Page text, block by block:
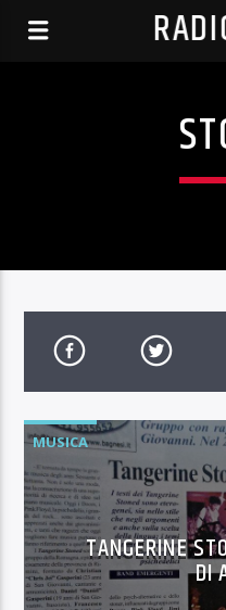
MUSICA
TANGERINE
DI